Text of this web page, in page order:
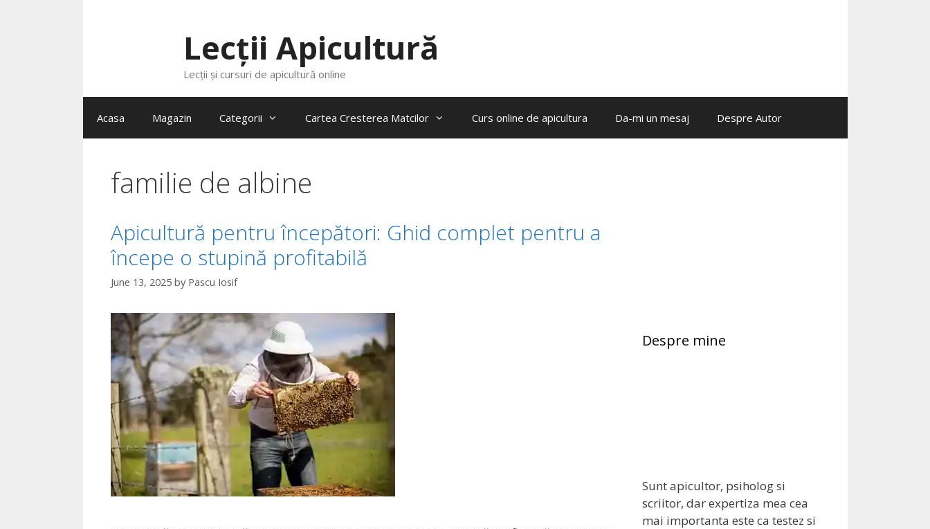
Lecții Apicultură
Lecții și cursuri de apicultură online
Acasa Magazin Categorii Cartea Cresterea Matcilor Curs online de apicultura Da-mi un mesaj Despre Autor
familie de albine
Apicultură pentru începători: Ghid complet pentru a
începe o stupină profitabilă
June 13, 2025 by Pascu Iosif
Despre mine
Sunt apicultor, psiholog si
scriitor, dar expertiza mea cea
mai importanta este ca testez si